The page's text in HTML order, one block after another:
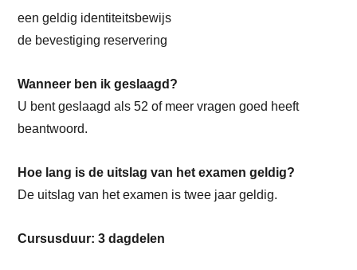
een geldig identiteitsbewijs
de bevestiging reservering
Wanneer ben ik geslaagd?
U bent geslaagd als 52 of meer vragen goed heeft
beantwoord.
Hoe lang is de uitslag van het examen geldig?
De uitslag van het examen is twee jaar geldig.
Cursusduur: 3 dagdelen